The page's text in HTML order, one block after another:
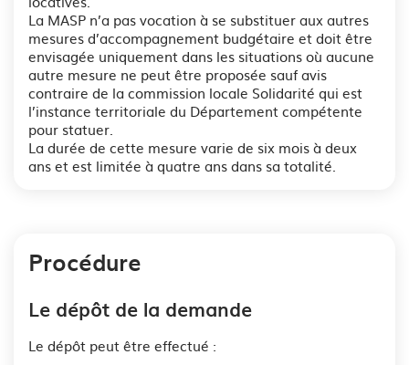
La MASP n’a pas vocation à se substituer aux autres
mesures d’accompagnement budgétaire et doit être
envisagée uniquement dans les situations où aucune
autre mesure ne peut être proposée sauf avis
contraire de la commission locale Solidarité qui est
l’instance territoriale du Département compétente
pour statuer.
La durée de cette mesure varie de six mois à deux
ans et est limitée à quatre ans dans sa totalité.
Procédure
Le dépôt de la demande
Le dépôt peut être effectué :